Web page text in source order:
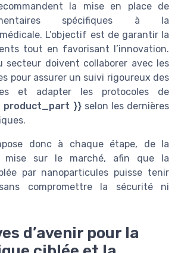
la mise en place de
spécifiques à la
L’objectif est de garantir la
tout en favorisant l’innovation.
secteur doivent collaborer avec les
pour assurer un suivi rigoureux des
et adapter les protocoles de
product_part }}selon les dernières
donc à chaque étape, de la
mise sur le marché, afin que la
par nanoparticules puisse tenir
compromettre la sécurité ni
d’avenir pour la